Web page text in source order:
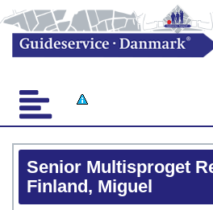
Senior Multisproget
Finland, Miguel